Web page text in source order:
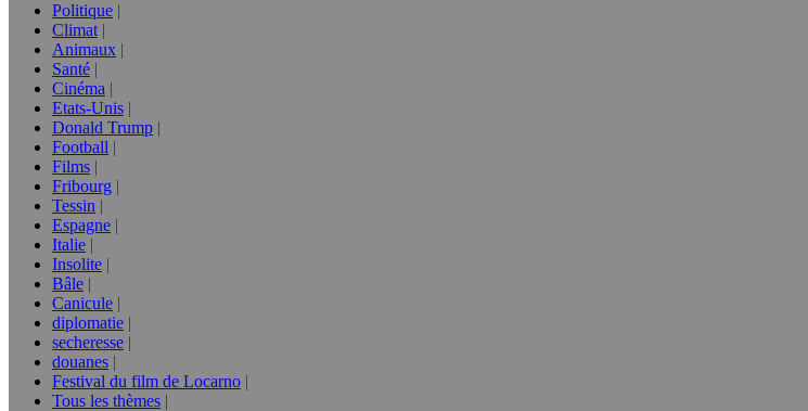
Politique
Climat
Animaux
Santé
Cinéma
Etats-Unis
Donald Trump
Football
Films
Fribourg
Tessin
Espagne
Italie
Insolite
Bâle
Canicule
diplomatie
secheresse
douanes
Festival du film de Locarno
Tous les thèmes